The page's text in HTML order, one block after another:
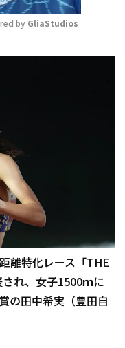
by GliaStudios
離特化レース「THE
れ、女子1500ｍに
の田中希実（豊田自